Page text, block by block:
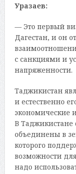
Уразаев:
— Это первый
Дагестан, и он
с санкциями и
напряженности.
Таджикистан
и естественно
экономические
В Таджикистане
объединены в
которого
возможности
надо